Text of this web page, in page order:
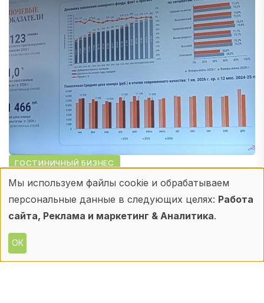
ГОСТИНИЧНЫЙ БИЗНЕС
Об итогах первого полугодия 2026
года рассказали в CMWP
Эксперты CMWP подвели итоги и озвучили
Использование
персональных
данных
и
Мы используем файлы cookie и обрабатываем
персональные данные в следующих целях: Работа
сайта, Реклама и маркетинг & Аналитика.
ОК